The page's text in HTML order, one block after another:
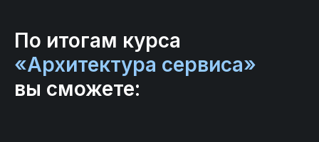
По итогам курса
«Архитектура сервиса»
вы сможете: